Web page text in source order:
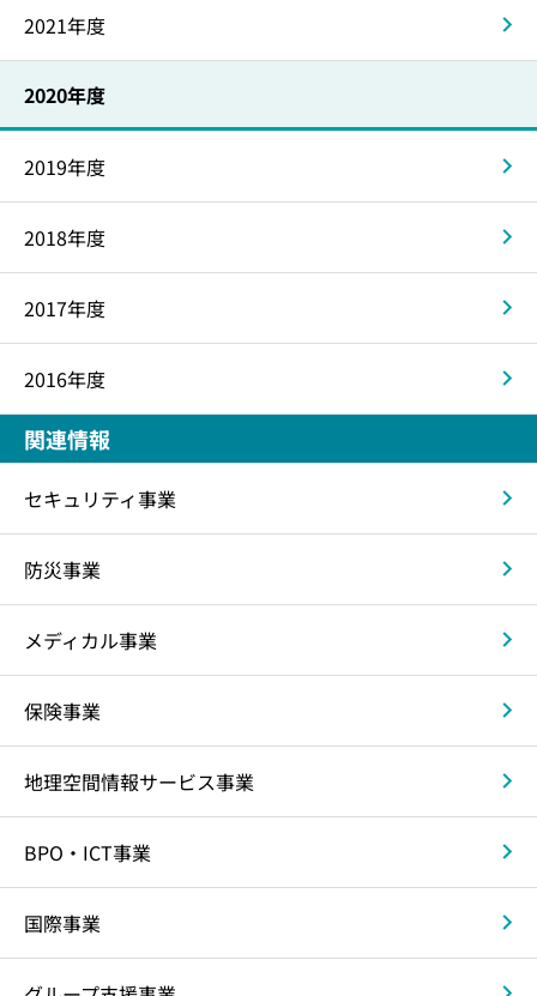
2021年度
2020年度
2019年度
2018年度
2017年度
2016年度
関連情報
セキュリティ事業
防災事業
メディカル事業
保険事業
地理空間情報サービス事業
BPO・ICT事業
国際事業